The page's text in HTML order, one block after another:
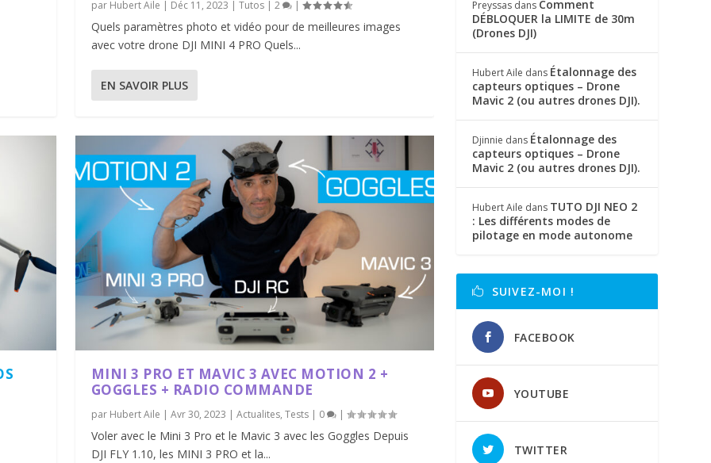
par Hubert Aile | Déc 11, 2023 | Tutos| 2 |
Quels paramètres photo et vidéo pour de meilleures images
avec votre drone DJI MINI 4 PRO Quels...
EN SAVOIR PLUS
MINI 3 PRO ET MAVIC 3 AVEC MOTION 2 +
GOGGLES + RADIO COMMANDE
par Hubert Aile | Avr 30, 2023 | Actualites, Tests| 0 |
Voler avec le Mini 3 Pro et le Mavic 3 avec les Goggles Depuis
DJI FLY 1.10, les MINI 3 PRO et la...
Preyssasdans Comment
DÉBLOQUER la LIMITE de 30m
(Drones DJI)
Hubert Aile dans Étalonnage des
capteurs optiques – Drone
Mavic 2 (ou autres drones DJI).
Djinnie dans Étalonnage des
capteurs optiques – Drone
Mavic 2 (ou autres drones DJI).
Hubert Aile dans TUTO DJI NEO 2
: Les différents modes de
pilotage en mode autonome
SUIVEZ-MOI !
FACEBOOK
YOUTUBE
TWITTER